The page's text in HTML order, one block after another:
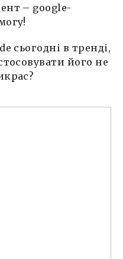
– google-
сьогодні в тренді,
його не